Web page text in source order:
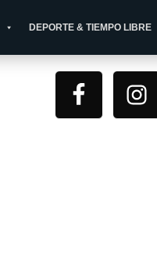
DEPORTE & TIEMPO LIBRE
Primary
Sidebar